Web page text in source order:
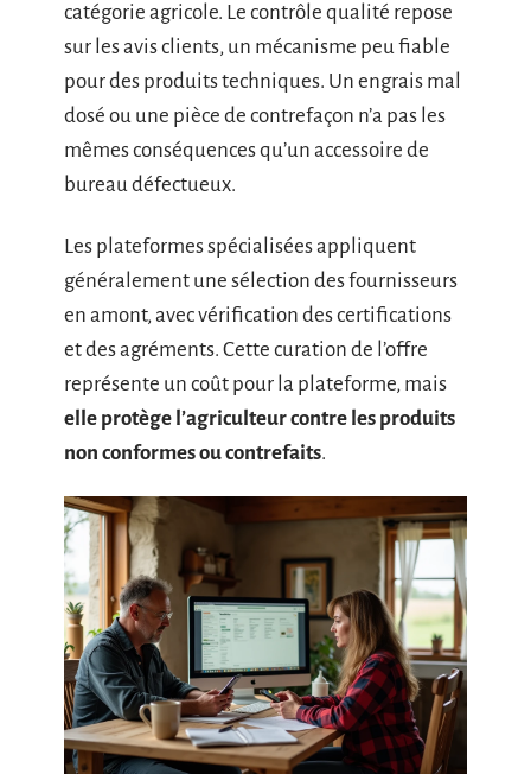
catégorie agricole. Le contrôle qualité repose
sur les avis clients, un mécanisme peu fiable
pour des produits techniques. Un engrais mal
dosé ou une pièce de contrefaçon n’a pas les
mêmes conséquences qu’un accessoire de
bureau défectueux.
Les plateformes spécialisées appliquent
généralement une sélection des fournisseurs
en amont, avec vérification des certifications
et des agréments. Cette curation de l’offre
représente un coût pour la plateforme, mais
elle protège l’agriculteur contre les produits
non conformes ou contrefaits.